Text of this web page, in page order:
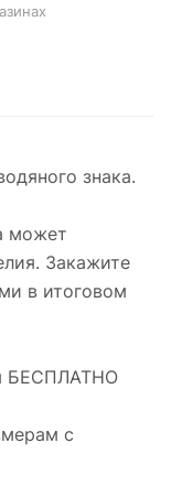
знака.
может
Закажите
в итоговом
БЕСПЛАТНО
с